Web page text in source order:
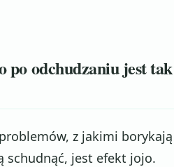
po odchudzaniu jest tak
z jakimi borykają
schudnąć, jest efekt jojo.